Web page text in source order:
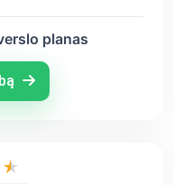
planas